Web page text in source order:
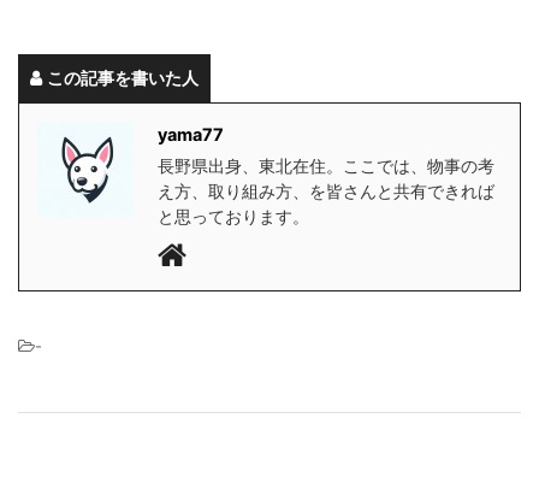
この記事を書いた人
yama77
長野県出身、東北在住。ここでは、物事の考
え方、取り組み方、を皆さんと共有できれば
と思っております。
-